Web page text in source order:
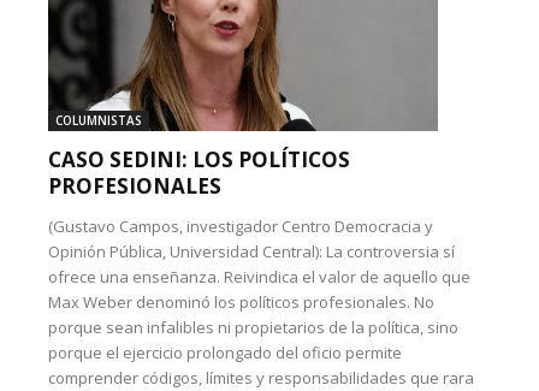
COLUMNISTAS
CASO SEDINI: LOS POLÍTICOS
PROFESIONALES
(Gustavo Campos, investigador Centro Democracia y
Opinión Pública, Universidad Central): La controversia sí
ofrece una enseñanza. Reivindica el valor de aquello que
Max Weber denominó los políticos profesionales. No
porque sean infalibles ni propietarios de la política, sino
porque el ejercicio prolongado del oficio permite
comprender códigos, límites y responsabilidades que rara